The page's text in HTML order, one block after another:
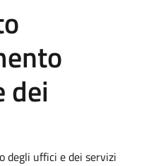
dei
degli uffici e dei servizi